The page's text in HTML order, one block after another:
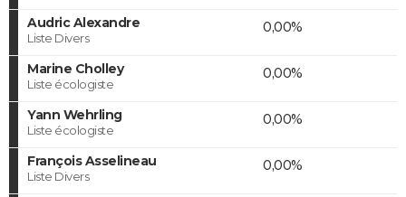
Audric Alexandre
Liste Divers
0,00%
Marine Cholley
Liste écologiste
0,00%
Yann Wehrling
Liste écologiste
0,00%
François Asselineau
Liste Divers
0,00%